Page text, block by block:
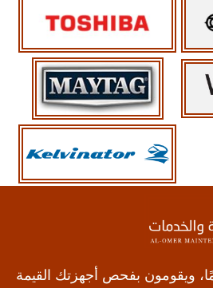
ويقومون بفحص أجهزتك القيمة